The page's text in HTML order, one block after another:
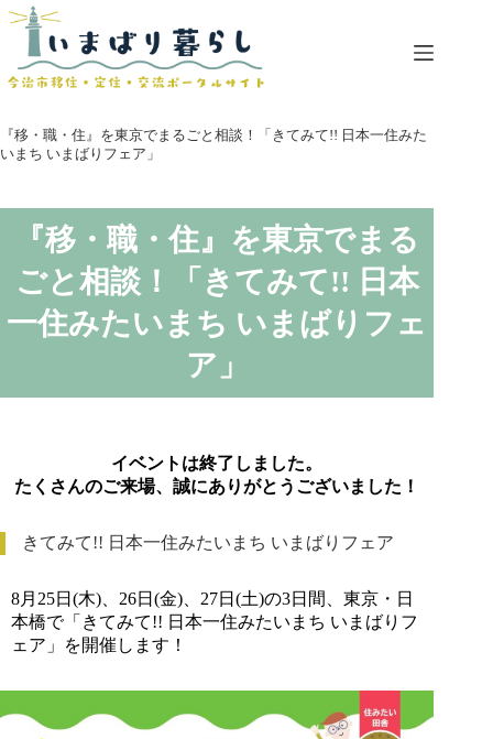
コ
ン
へ
ス
『移・職・住』を東京でまるごと相談！「きてみて!! 日本一住みた
いまち いまばりフェア」
『移・職・住』を東京でまる
ごと相談！「きてみて!! 日本
一住みたいまち いまばりフェ
ア」
イベントは終了しました。
たくさんのご来場、誠にありがとうございました！
きてみて!! 日本一住みたいまち いまばりフェア
8月25日(木)、26日(金)、27日(土)の3日間、東京・日
本橋で「きてみて!! 日本一住みたいまち いまばりフ
ェア」を開催します！